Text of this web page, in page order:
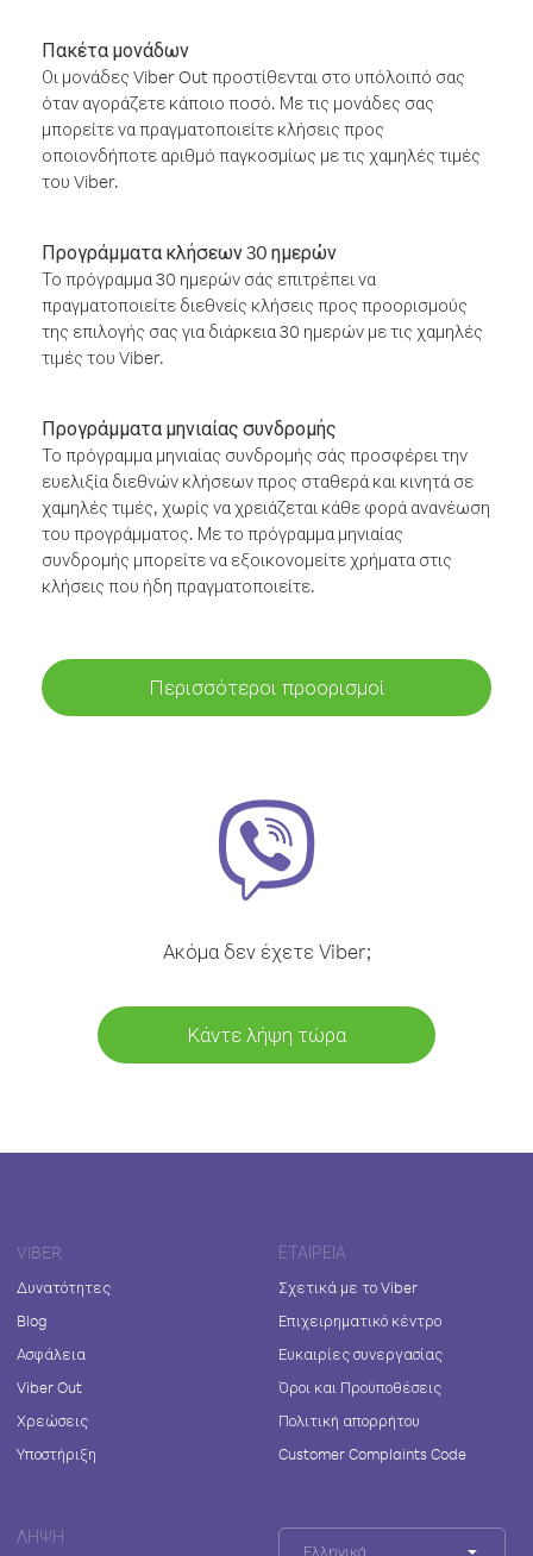
Πακέτα μονάδων
Οι μονάδες Viber Out προστίθενται στο υπόλοιπό σας
όταν αγοράζετε κάποιο ποσό. Με τις μονάδες σας
μπορείτε να πραγματοποιείτε κλήσεις προς
οποιονδήποτε αριθμό παγκοσμίως με τις χαμηλές τιμές
του Viber.
Προγράμματα κλήσεων 30 ημερών
Το πρόγραμμα 30 ημερών σάς επιτρέπει να
πραγματοποιείτε διεθνείς κλήσεις προς προορισμούς
της επιλογής σας για διάρκεια 30 ημερών με τις χαμηλές
τιμές του Viber.
Προγράμματα μηνιαίας συνδρομής
Το πρόγραμμα μηνιαίας συνδρομής σάς προσφέρει την
ευελιξία διεθνών κλήσεων προς σταθερά και κινητά σε
χαμηλές τιμές, χωρίς να χρειάζεται κάθε φορά ανανέωση
του προγράμματος. Με το πρόγραμμα μηνιαίας
συνδρομής μπορείτε να εξοικονομείτε χρήματα στις
κλήσεις που ήδη πραγματοποιείτε.
Περισσότεροι προορισμοί
Ακόμα δεν έχετε Viber;
Κάντε λήψη τώρα
VIBER
Δυνατότητες
Blog
Ασφάλεια
Viber Out
Χρεώσεις
Υποστήριξη
ΕΤΑΙΡΕΊΑ
Σχετικά με το Viber
Επιχειρηματικό κέντρο
Ευκαιρίες συνεργασίας
Όροι και Προϋποθέσεις
Πολιτική απορρήτου
Customer Complaints Code
ΛΉΨΗ
Ελληνικά